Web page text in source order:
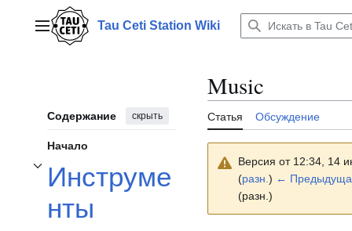
содержаниюГлавное менюTau Ceti Station Wiki
Содержание скрыть
Начало
Инструме
нты
Отобразить/Скрыть подраздел Инструменты
Music
Статья Обсуждение
Версия от 12:34, 14
(разн. ) ←
(разн.)